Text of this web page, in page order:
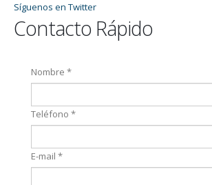
Síguenos en Twitter
Contacto Rápido
Nombre *
Teléfono *
E-mail *